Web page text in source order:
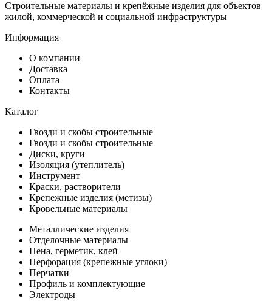
Строительные материалы и крепёжные изделия для объектов
жилой, коммерческой и социальной инфраструктуры
Информация
О компании
Доставка
Оплата
Контакты
Каталог
Гвозди и скобы строительные
Гвозди и скобы строительные
Диски, круги
Изоляция (утеплитель)
Инструмент
Краски, растворители
Крепежные изделия (метизы)
Кровельные материалы
Металлические изделия
Отделочные материалы
Пена, герметик, клей
Перфорация (крепежные углоки)
Перчатки
Профиль и комплектующие
Электроды